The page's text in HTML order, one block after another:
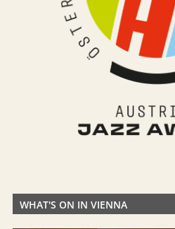
WHAT'S ON IN VIENNA